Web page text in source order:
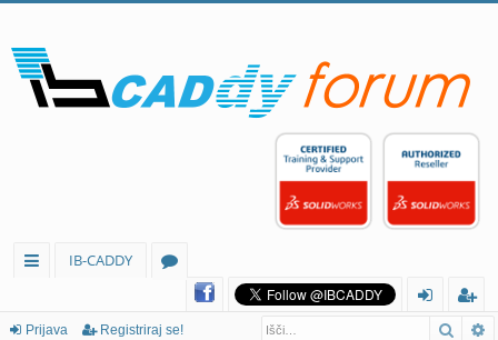
e
IB-CADDY
u
eg
Prijava Registriraj se!